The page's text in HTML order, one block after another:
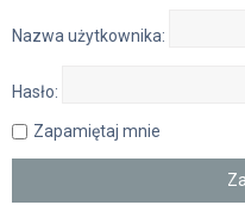
Nazwa użytkownika:
Hasło:
Zapamiętaj mnie